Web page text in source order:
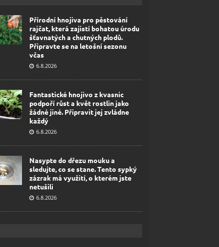
Přírodní hnojiva pro pěstování
rajčat, která zajistí bohatou úrodu
šťavnatých a chutných plodů.
Připravte se na letošní sezonu
včas
6.8.2026
Fantastické hnojivo z kvasnic
podpoří růst a květ rostlin jako
žádné jiné. Připravit jej zvládne
každý
6.8.2026
Nasypte do dřezu mouku a
sledujte, co se stane. Tento sypký
zázrak má využití, o kterém jste
netušili
6.8.2026